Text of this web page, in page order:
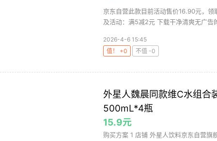
京东自营此款目前活动售价16.90元，
及活动：满5减2元 下载干净清爽无广告
2026-4-6 15:45
值！ +0
不值 -0
外星人魏晨同款维C水组
500mL*4瓶
15.9元
购买方案 1 店铺 外星人饮料京东自营